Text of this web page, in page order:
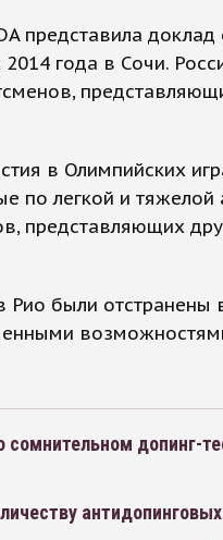
представила
года в Сочи.
в Олимпийских
по легкой и тяжелой
представляющих
были отстранены
допинг-